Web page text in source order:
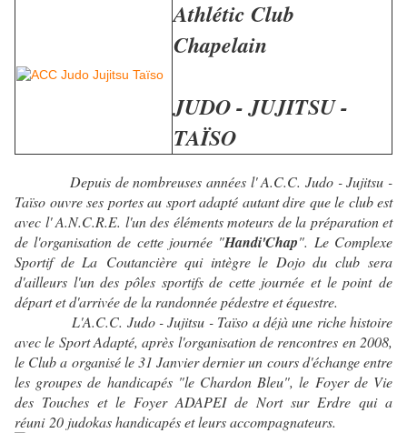
Athlétic Club
Chapelain
JUDO - JUJITSU -
TAÏSO
Depuis de nombreuses années l' A.C.C. Judo - Jujitsu -
Taïso ouvre ses portes au sport adapté autant dire que le club est
avec l' A.N.C.R.E. l'un des éléments moteurs de la préparation et
de l'organisation de cette journée "Handi'Chap". Le Complexe
Sportif de La Coutancière qui intègre le Dojo du club sera
d'ailleurs l'un des pôles sportifs de cette journée et le point de
départ et d'arrivée de la randonnée pédestre et équestre.
L'A.C.C. Judo - Jujitsu - Taïso a déjà une riche histoire
avec le Sport Adapté, après l'organisation de rencontres en 2008,
le Club a organisé le 31 Janvier dernier un cours d'échange entre
les groupes de handicapés "le Chardon Bleu", le Foyer de Vie
des Touches et le Foyer ADAPEI de Nort sur Erdre qui a
réuni 20 judokas handicapés et leurs accompagnateurs.